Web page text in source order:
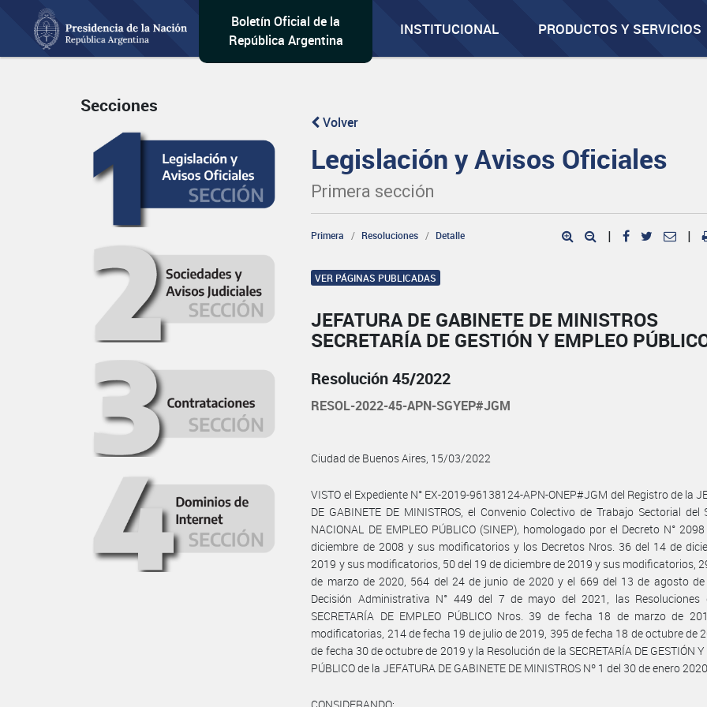
Boletín Oficial de la
República Argentina
INSTITUCIONAL PRODUCTOS Y SERVICIOS
Secciones
Volver
Legislación y Avisos Oficiales
Primera sección
Primera Resoluciones Detalle | |
VER PÁGINAS PUBLICADAS
JEFATURA DE GABINETE DE MINISTROS
SECRETARÍA DE GESTIÓN Y EMPLEO
Resolución 45/2022
RESOL-2022-45-APN-SGYEP#JGM
Ciudad de Buenos Aires, 15/03/2022
VISTO el Expediente N° EX-2019-96138124-APN-ONEP#JGM del Registro de la
DE GABINETE DE MINISTROS, el Convenio Colectivo de Trabajo Sectorial del
NACIONAL DE EMPLEO PÚBLICO (SINEP), homologado por el Decreto N°
diciembre de 2008 y sus modificatorios y los Decretos Nros. 36 del 14 de
2019 y sus modificatorios, 50 del 19 de diciembre de 2019 y sus modificatorios,
de marzo de 2020, 564 del 24 de junio de 2020 y el 669 del 13 de agosto
Decisión Administrativa N° 449 del 7 de mayo del 2021, las
SECRETARÍA DE EMPLEO PÚBLICO Nros. 39 de fecha 18 de marzo de
modificatorias, 214 de fecha 19 de julio de 2019, 395 de fecha 18 de octubre de
de fecha 30 de octubre de 2019 y la Resolución de la SECRETARÍA DE GESTIÓN Y
PÚBLICO de la JEFATURA DE GABINETE DE MINISTROS Nº 1 del 30 de enero